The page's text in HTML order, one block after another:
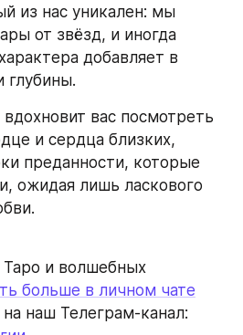
из нас уникален: мы
от звёзд, и иногда
добавляет в
глубины.
вдохновит вас посмотреть
и сердца близких,
преданности, которые
ожидая лишь ласкового
Таро и волшебных
больше в личном чате